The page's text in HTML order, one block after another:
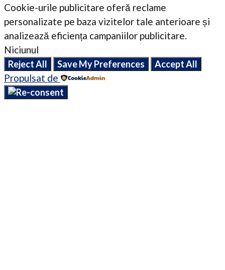
Cookie-urile publicitare oferă reclame
personalizate pe baza vizitelor tale anterioare și
analizează eficiența campaniilor publicitare.
Niciunul
Reject All Save My Preferences Accept All
Propulsat de